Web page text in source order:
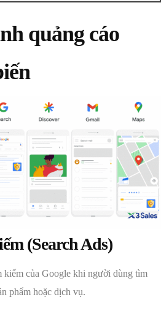
quảng cáo
(Search Ads)
kiếm của Google khi người dùng tìm
phẩm hoặc dịch vụ.